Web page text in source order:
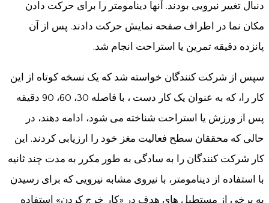
دنبال تغییر نیرویی بودند. آنها دینامومتر را برای حرکت دادن
مکان نما در اطراف صفحه نمایش حرکت دادند. پس از آن
پانزده دقیقه تمرین یا استراحت انجام شد.
سپس از شرکت کنندگان خواسته شد که یک نسخه کوتاه از این
کار را، که به عنوان یک کار دست ، با فاصله 30، 60، 90 دقیقه
پس از ورزش یا استراحت شناخته می شود، ادامه دهند، در
حالی که محققان سطح فعالیت مغز خود را ارزیابی کردند. این
کار شرکت کنندگان را به سادگی به طور مکرر به مدت چند ثانیه
با استفاده از دینامومتر، با نیروی مشابه نیرویی که برای رسیدن
به برخی از مستطیل های هدف در «کار خرج کردن» استفاده